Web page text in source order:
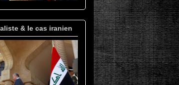
& le cas iranien